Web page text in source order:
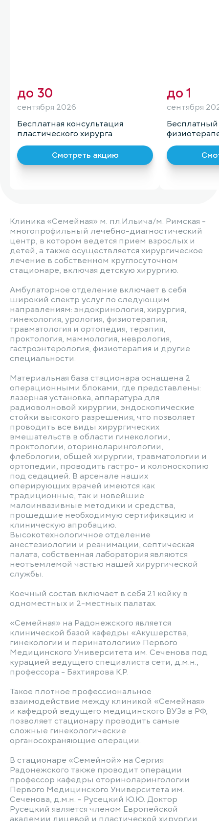
до 30
сентября 2026
Бесплатная консультация
пластического хирурга
Смотреть акцию
до1
сентября
Клиника «Семейная» м. пл.Ильича/м. Римская -
многопрофильный лечебно-диагностический
центр, в котором ведется прием взрослых и
детей, а также осуществляется хирургическое
лечение в собственном круглосуточном
стационаре, включая детскую хирургию.
Амбулаторное отделение включает в себя
широкий спектр услуг по следующим
направлениям: эндокринология, хирургия,
гинекология, урология, физиотерапия,
травматология и ортопедия, терапия,
проктология, маммология, неврология,
гастроэнтерология, физиотерапия и другие
специальности.
Материальная база стационара оснащена 2
операционными блоками, где представлены:
лазерная установка, аппаратура для
радиоволновой хирургии, эндоскопические
стойки высокого разрешения, что позволяет
проводить все виды хирургических
вмешательств в области гинекологии,
проктологии, оториноларингологии,
флебологии, общей хирургии, травматологии и
ортопедии, проводить гастро- и колоноскопию
под седацией. В арсенале наших
оперирующих врачей имеются как
традиционные, так и новейшие
малоинвазивные методики и средства,
прошедшие необходимую сертификацию и
клиническую апробацию.
Высокотехнологичное отделение
анестезиологии и реанимации, септическая
палата, собственная лаборатория являются
неотъемлемой частью нашей хирургической
службы.
Коечный состав включает в себя 21 койку в
одноместных и 2-местных палатах.
«Семейная» на Радонежского является
клинической базой кафедры «Акушерства,
гинекологии и перинатологии» Первого
Медицинского Университета им. Сеченова под
курацией ведущего специалиста сети, д.м.н.,
профессора - Бахтиярова К.Р.
Такое плотное профессиональное
взаимодействие между клиникой «Семейная»
и кафедрой ведущего медицинского ВУЗа в РФ,
позволяет стационару проводить самые
сложные гинекологические
органосохраняющие операции.
В стационаре «Семейной» на Сергия
Радонежского также проводит операции
профессор кафедры оториноларингологии
Первого Медицинского Университета им.
Сеченова, д.м.н. - Русецкий Ю.Ю. Доктор
Русецкий является членом Европейской